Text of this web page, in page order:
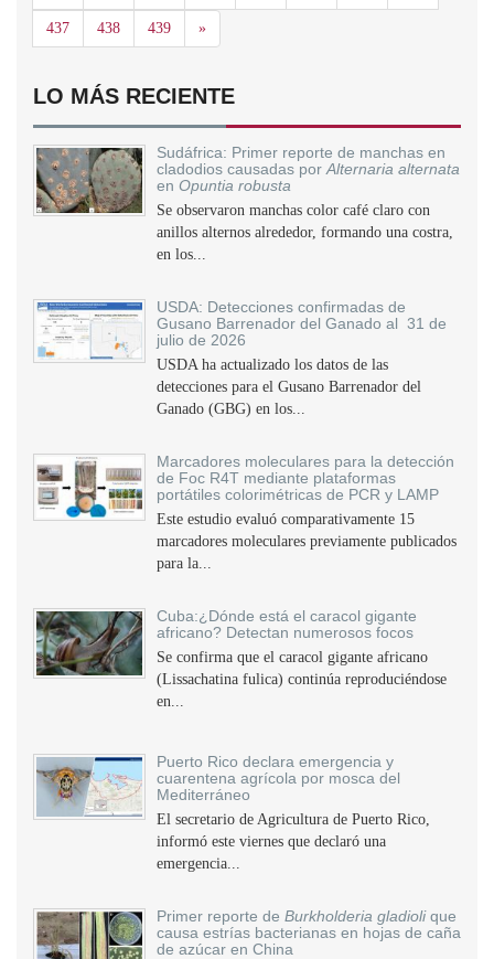
437 438 439 »Siguiente
LO MÁS RECIENTE
Sudáfrica: Primer reporte de manchas en
cladodios causadas por Alternaria alternata
en Opuntia robusta
Se observaron manchas color café claro con
anillos alternos alrededor, formando una costra,
en los...
USDA: Detecciones confirmadas de
Gusano Barrenador del Ganado al 31 de
julio de 2026
USDA ha actualizado los datos de las
detecciones para el Gusano Barrenador del
Ganado (GBG) en los...
Marcadores moleculares para la detección
de Foc R4T mediante plataformas
portátiles colorimétricas de PCR y LAMP
Este estudio evaluó comparativamente 15
marcadores moleculares previamente publicados
para la...
Cuba:¿Dónde está el caracol gigante
africano? Detectan numerosos focos
Se confirma que el caracol gigante africano
(Lissachatina fulica) continúa reproduciéndose
en...
Puerto Rico declara emergencia y
cuarentena agrícola por mosca del
Mediterráneo
El secretario de Agricultura de Puerto Rico,
informó este viernes que declaró una
emergencia...
Primer reporte de Burkholderia gladiolique
causa estrías bacterianas en hojas de caña
de azúcar en China